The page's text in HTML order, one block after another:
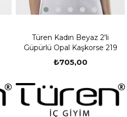
Türen Kadın Beyaz 2'li
Güpürlü Opal Kaşkorse 219
₺705,00